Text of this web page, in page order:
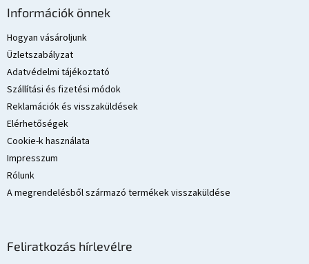
Információk önnek
Hogyan vásároljunk
Üzletszabályzat
Adatvédelmi tájékoztató
Szállítási és fizetési módok
Reklamációk és visszaküldések
Elérhetőségek
Cookie-k használata
Impresszum
Rólunk
A megrendelésből származó termékek visszaküldése
Feliratkozás hírlevélre